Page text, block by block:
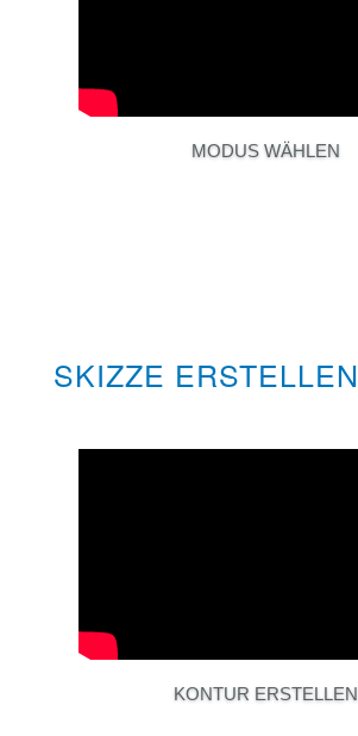
MODUS WÄHLEN
SKIZZE ERSTELLEN
KONTUR ERSTELLEN